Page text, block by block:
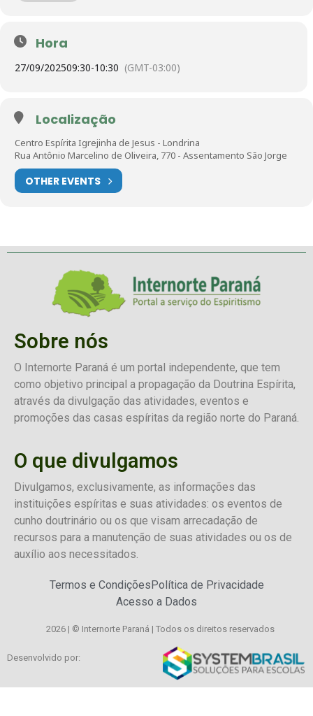
Hora
27/09/202509:30-10:30 (GMT-03:00)
Localização
Centro Espírita Igrejinha de Jesus - Londrina
Rua Antônio Marcelino de Oliveira, 770 - Assentamento São Jorge
OTHER EVENTS
Sobre nós
O Internorte Paraná é um portal independente, que tem
como objetivo principal a propagação da Doutrina Espírita,
através da divulgação das atividades, eventos e
promoções das casas espíritas da região norte do Paraná.
O que divulgamos
Divulgamos, exclusivamente, as informações das
instituições espíritas e suas atividades: os eventos de
cunho doutrinário ou os que visam arrecadação de
recursos para a manutenção de suas atividades ou os de
auxílio aos necessitados.
Termos e Condições Política de Privacidade
Acesso a Dados
2026 | © Internorte Paraná | Todos os direitos reservados
Desenvolvido por: